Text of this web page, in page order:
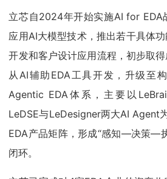
立芯自2024年开始实施AI for EDA
应用AI大模型技术，推出若干具体
开发和客户设计应用流程，初步取
从AI辅助EDA工具开发，升级至
Agentic EDA体系，主要以
LeDSE与LeDesigner两大AI Agent
EDA产品矩阵，形成“感知—决策—
闭环。